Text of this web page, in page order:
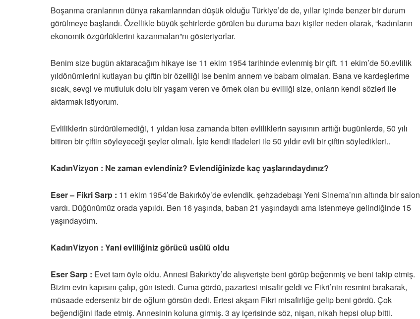
Boşanma oranlarının dünya rakamlarından düşük olduğu Türkiye’de de, yıllar içinde benzer bir durum
görülmeye başlandı. Özellikle büyük şehirlerde görülen bu duruma bazı kişiler neden olarak, “kadınların
ekonomik özgürlüklerini kazanmaları”nı gösteriyorlar.
Benim size bugün aktaracağım hikaye ise 11 ekim 1954 tarihinde evlenmiş bir çift. 11 ekim’de 50.evlilik
yıldönümlerini kutlayan bu çiftin bir özelliği ise benim annem ve babam olmaları. Bana ve kardeşlerime
sıcak, sevgi ve mutluluk dolu bir yaşam veren ve örnek olan bu evliliği size, onların kendi sözleri ile
aktarmak istiyorum.
Evliliklerin sürdürülemediği, 1 yıldan kısa zamanda biten evliliklerin sayısının arttığı bugünlerde, 50 yılı
bitiren bir çiftin söyleyeceği şeyler olmalı. İşte kendi ifadeleri ile 50 yıldır evli bir çiftin söyledikleri..
KadınVizyon : Ne zaman evlendiniz? Evlendiğinizde kaç yaşlarındaydınız?
Eser – Fikri Sarp : 11 ekim 1954’de Bakırköy’de evlendik. şehzadebaşı Yeni Sinema’nın altında bir salon
vardı. Düğünümüz orada yapıldı. Ben 16 yaşında, baban 21 yaşındaydı ama istenmeye gelindiğinde 15
yaşındaydım.
KadınVizyon : Yani evliliğiniz görücü usülü oldu
Eser Sarp : Evet tam öyle oldu. Annesi Bakırköy’de alışverişte beni görüp beğenmiş ve beni takip etmiş.
Bizim evin kapısını çalıp, gün istedi. Cuma gördü, pazartesi misafir geldi ve Fikri’nin resmini bırakarak,
müsaade ederseniz bir de oğlum görsün dedi. Ertesi akşam Fikri misafirliğe gelip beni gördü. Çok
beğendiğini ifade etmiş. Annesinin koluna girmiş. 3 ay içerisinde söz, nişan, nikah hepsi olup bitti.